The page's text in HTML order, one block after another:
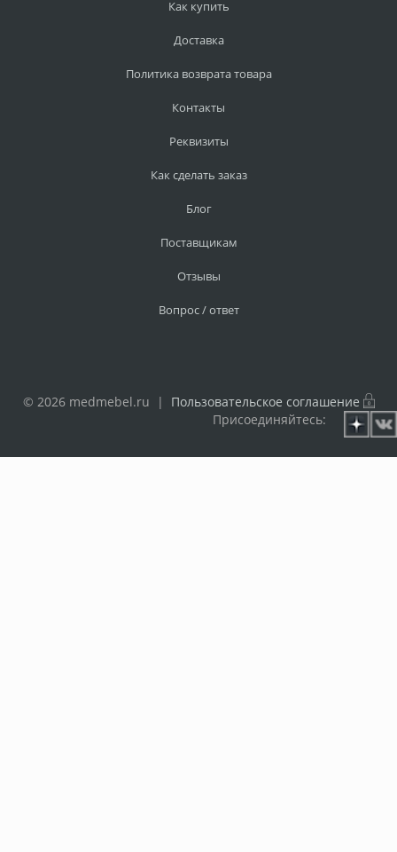
Как купить
Доставка
Политика возврата товара
Контакты
Реквизиты
Как сделать заказ
Блог
Поставщикам
Отзывы
Вопрос / ответ
© 2026 medmebel.ru | Пользовательское соглашение
Присоединяйтесь: